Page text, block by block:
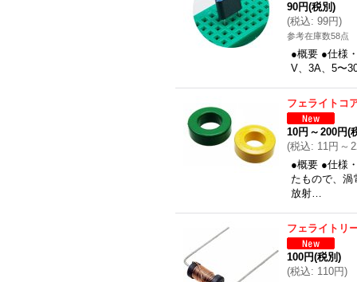
90円(税別)
(税込: 99円)
参考在庫数58点
●概要 ●仕様
V、3A、5〜
フェライトコ
10円 ～ 200円(
(税込: 11円 ～
●概要 ●仕様
たもので、渦
放射…
フェライトリ
100円(税別)
(税込: 110円)